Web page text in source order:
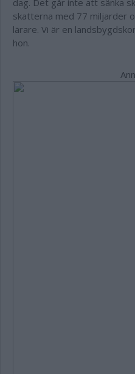
dag. Det går inte att sänka
skatterna med 77 miljarder
lärare. Vi är en
hon.